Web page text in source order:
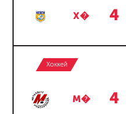
Х� 4
Хоккей
М� 4